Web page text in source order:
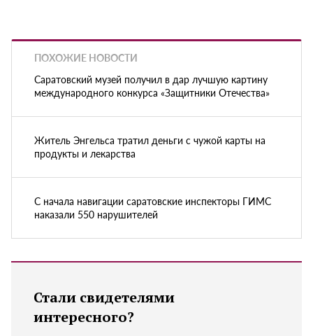
ПОХОЖИЕ НОВОСТИ
Саратовский музей получил в дар лучшую картину
международного конкурса «Защитники Отечества»
Житель Энгельса тратил деньги с чужой карты на
продукты и лекарства
С начала навигации саратовские инспекторы ГИМС
наказали 550 нарушителей
Стали свидетелями
интересного?